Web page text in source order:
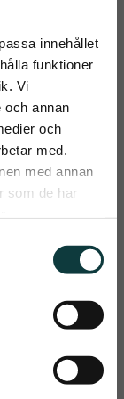
innehållet
funktioner
Vi
och annan
och
med.
med annan
som de har
snabbare
mer
125kr